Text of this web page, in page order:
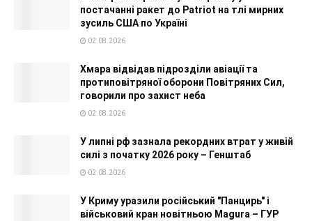
постачанні ракет до Patriot на тлі мирних
зусиль США по Україні
02.08.2026
Хмара відвідав підрозділи авіації та
протиповітряної оборони Повітряних Сил,
говорили про захист неба
02.08.2026
У липні рф зазнала рекордних втрат у живій
силі з початку 2026 року – Генштаб
02.08.2026
У Криму уразили російський "Панцирь" і
військовий кран новітньою Magura – ГУР